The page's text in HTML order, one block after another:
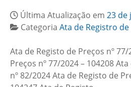
Última Atualização em 23 de
Categoria Ata de Registro
Ata de Registo de Preços nº
Preços nº 77/2024 – 104208
nº 82/2024 Ata de Registo de